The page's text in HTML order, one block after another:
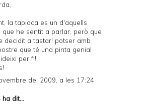
la tapioca es un d'aquells
que he sentit a parlar, però que
decidit a tastar! potser amb
que té una pinta genial
per fi!
del 2009, a les 17:24
ha dit...